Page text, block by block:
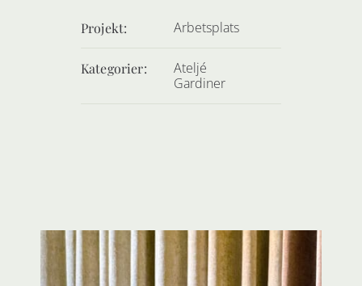
Projekt: Arbetsplats
Kategorier:
Ateljé
Gardiner